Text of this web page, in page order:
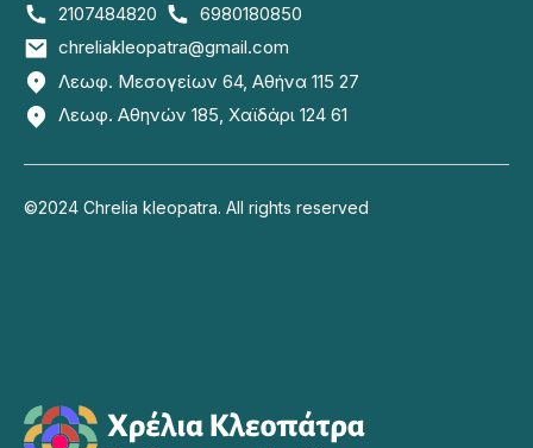
2107484820
6980180850
chreliakleopatra@gmail.com
Λεωφ. Μεσογείων 64, Αθήνα 115 27
Λεωφ. Αθηνών 185, Χαϊδάρι 124 61
©2024 Chrelia kleopatra. All rights reserved